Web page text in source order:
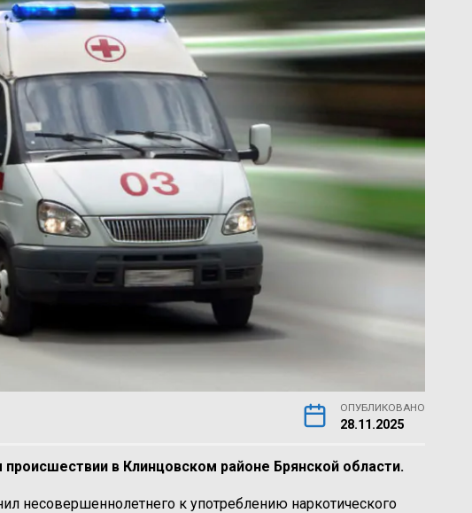
ОПУБЛИКОВАНО
28.11.2025
в Клинцовском районе Брянской области.
несовершеннолетнего к употреблению наркотического